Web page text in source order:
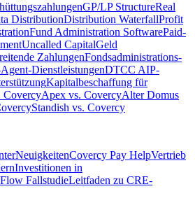
GP/LP StructureReal
DistributionDistribution WaterfallProfit
Fund Administration SoftwarePaid-
Uncalled CapitalGeld
ZahlungenFondsadministrations-
DienstleistungenDTCC AIP-
Kapitalbeschaffung für
CovercyApex vs. CovercyAlter Domus
Standish vs. Covercy
NeuigkeitenCovercy Pay HelpVertrieb
Investitionen in
FallstudieLeitfaden zu CRE-